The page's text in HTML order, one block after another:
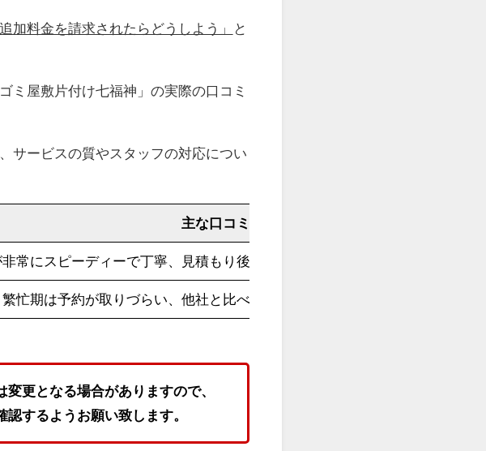
加料金を請求されたらどうしよう」
と
ミ屋敷片付け七福神」の実際の口コミ
サービスの質やスタッフの対応につい
主な口コミ・評判の内容
常にスピーディーで丁寧、見積もり後の追加料金がない、スタッフが親切で
繁忙期は予約が取りづらい、他社と比べて基本料金がやや高めに感じることが
更となる場合がありますので、
するようお願い致します。